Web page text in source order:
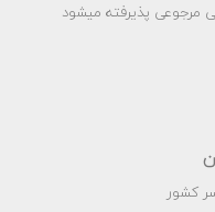
مرجوعی پذیرفته میشود
کشور